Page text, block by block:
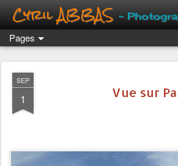
Cyril ABBAS -
Pages
SEP
1 Vue sur